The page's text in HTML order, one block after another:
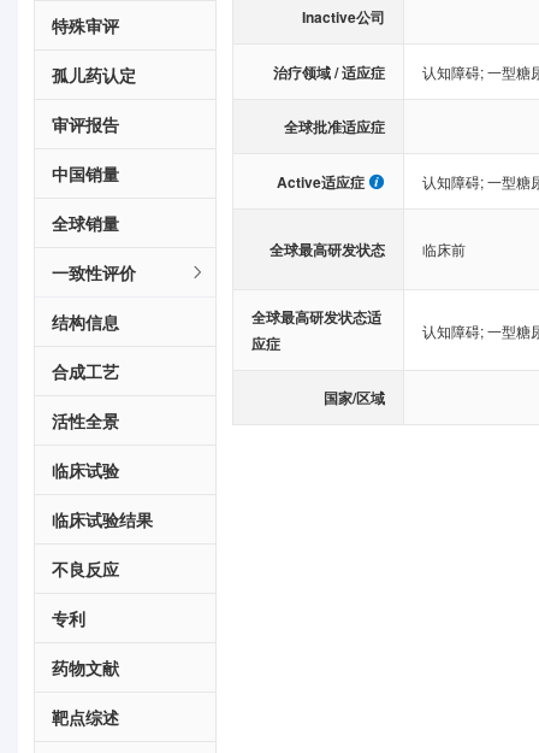
特殊审评
孤儿药认定
审评报告
中国销量
全球销量
一致性评价
结构信息
合成工艺
活性全景
临床试验
临床试验结果
不良反应
专利
药物文献
靶点综述
Inactive公司
治疗领域 / 适应症 认知障碍;一型糖
全球批准适应症
Active适应症 认知障碍;一型糖
全球最高研发状态 临床前
全球最高研发状态适
应症
认知障碍;一型糖
国家/区域